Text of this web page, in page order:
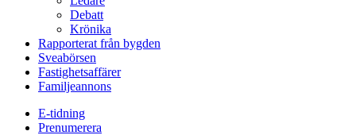
Debatt
Krönika
Rapporterat från bygden
Sveabörsen
Fastighetsaffärer
Familjeannons
E-tidning
Prenumerera